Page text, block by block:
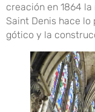
creación en 1864
Saint Denis hace
gótico y la